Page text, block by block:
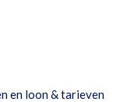
en loon & tarieven